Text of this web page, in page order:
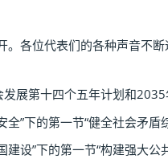
位代表们的各种声音不断
第十四个五年计划和2035
下的第一节“健全社会矛盾
”下的第一节“构建强大公